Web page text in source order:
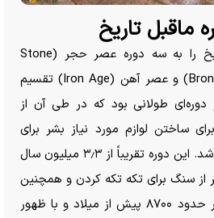
ماقبل تاریخ
معمولا دوران ماقبل تاریخ را به سه دوره عصر حجر (Stone
Age)، عصر برنز (Bronze Age) و عصر آهن (Iron Age) تقسیم
طولانی بود که در طی آن از
ساختن لوازم مورد نیاز بشر برای
زندگی و شکار استفاده می‌شد. این دوره تقریباً از ۳٫۳ میلیون سال
از سنگ برای تکه تکه کردن و همچنین
کشتن شکار، آغاز شد و در حدود ۸۷۰۰ پیش از میلاد و با ظهور